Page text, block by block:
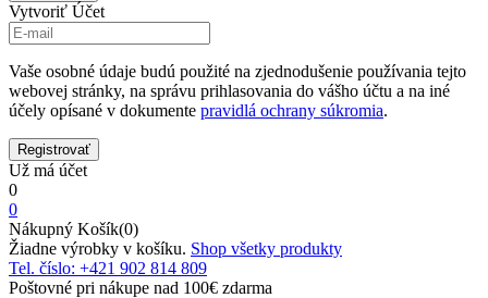
Vytvoriť Účet
Vaše osobné údaje budú použité na zjednodušenie používania tejto
webovej stránky, na správu prihlasovania do vášho účtu a na iné
účely opísané v dokumente pravidlá ochrany súkromia.
Už má účet
0
0
Nákupný Košík(0)
Žiadne výrobky v košíku. Shop všetky produkty
Tel. číslo: +421 902 814 809
Poštovné pri nákupe nad 100€ zdarma